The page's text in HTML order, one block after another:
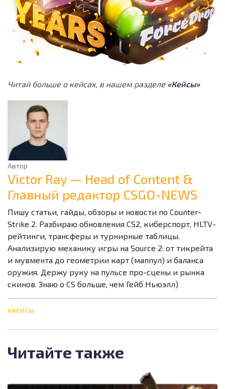
Читай больше о кейсах, в нашем разделе «Кейсы»
Автор
Victor Ray — Head of Content &
Главный редактор CSGO-NEWS
Пишу статьи, гайды, обзоры и новости по Counter-
Strike 2. Разбираю обновления CS2, киберспорт, HLTV-
рейтинги, трансферы и турнирные таблицы.
Анализирую механику игры на Source 2: от тикрейта
и мувмента до геометрии карт (маппул) и баланса
оружия. Держу руку на пульсе про-сцены и рынка
скинов. Знаю о CS больше, чем Гейб Ньюэлл)
#КЕЙСЫ
Читайте также